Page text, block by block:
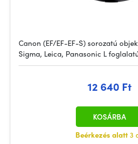
Canon (EF/EF-EF-S) sorozatú
Sigma, Leica, Panasonic L
12 640 Ft
Beérkezés alatt3
KOSÁRBA